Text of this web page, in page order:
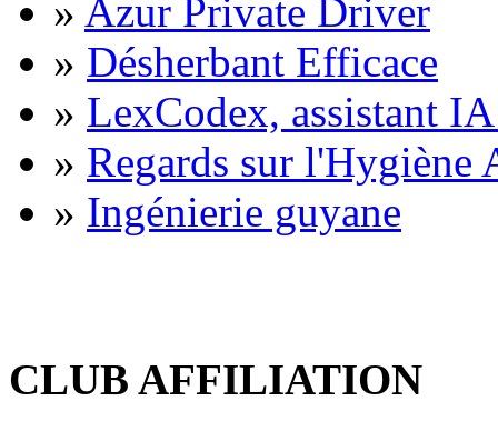
» Azur Private Driver
» Désherbant Efficace
» LexCodex, assistant
» Regards sur l'Hygiène
» Ingénierie guyane
CLUB AFFILIATION